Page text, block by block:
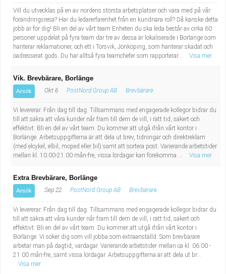
Vill du utvecklas på en av nordens största arbetsplatser och vara med på vår
förändringsresa? Har du ledarerfarenhet från en kundnära roll? Då kanske detta
jobb är för dig! Bli en del av vårt team Enheten du ska leda består av cirka 60
personer uppdelat på fyra team där tre av dessa är lokaliserade i Borlänge som
hanterar reklamationer, och ett i Torsvik, Jönköping, som hanterar skadat och
oadresserat gods. Du har alltså fyra teamchefer som rapporterar...
Visa mer
Vik. Brevbärare, Borlänge
Ansök Okt 6 PostNord Group AB Brevbärare
Vi levererar. Från dag till dag. Tillsammans med engagerade kollegor bidrar du
till att säkra att våra kunder når fram till dem de vill, i rätt tid, säkert och
effektivt. Bli en del av vårt team Du kommer att utgå ifrån vårt kontor i
Borlänge. Arbetsuppgifterna är att dela ut brev, tidningar och direktreklam
(med elcykel, elbil, moped eller bil) samt att sortera post. Varierande arbetstider
mellan kl. 10.00-21.00 mån-fre, vissa lördagar kan förekomma ...
Visa mer
Extra Brevbärare, Borlänge
Ansök Sep 22 PostNord Group AB Brevbärare
Vi levererar. Från dag till dag. Tillsammans med engagerade kollegor bidrar du
till att säkra att våra kunder når fram till dem de vill, i rätt tid, säkert och
effektivt. Bli en del av vårt team Du kommer att utgå ifrån vårt kontor i
Borlänge. Vi söker dig som vill jobba som extraanställd. Som brevbärare
arbetar man på dagtid, vardagar. Varierande arbetstider mellan ca kl. 06:00 -
21:00 mån-fre, samt vissa lördagar. Arbetsuppgifterna är att dela ut br...
Visa mer